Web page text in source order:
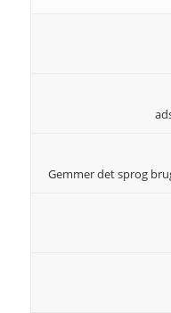
Gemmer det sprog